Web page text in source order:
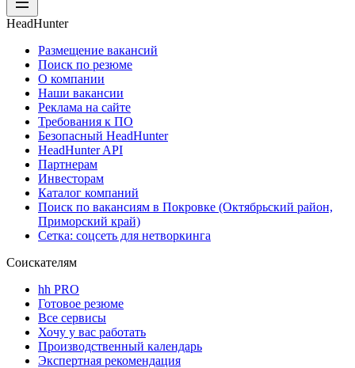
HeadHunter
Размещение вакансий
Поиск по резюме
О компании
Наши вакансии
Реклама на сайте
Требования к ПО
Безопасный HeadHunter
HeadHunter API
Партнерам
Инвесторам
Каталог компаний
Поиск по вакансиям в Покровке (Октябрьский район,
Приморский край)
Сетка: соцсеть для нетворкинга
Соискателям
hh PRO
Готовое резюме
Все сервисы
Хочу у вас работать
Производственный календарь
Экспертная рекомендация